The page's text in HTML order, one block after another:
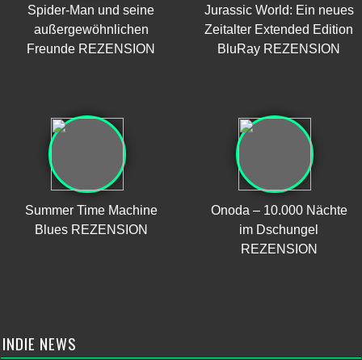
Spider-Man und seine
außergewöhnlichen
Freunde REZENSION
Jurassic World: Ein neues
Zeitalter Extended Edition
BluRay REZENSION
Summer Time Machine
Blues REZENSION
Onoda – 10.000 Nächte
im Dschungel
REZENSION
INDIE NEWS